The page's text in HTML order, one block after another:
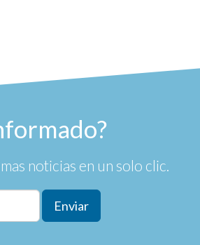
noticias en un solo clic.
Enviar